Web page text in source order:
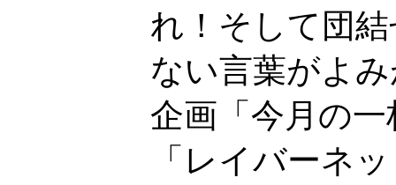
れ！そして団
ない言葉がよ
企画「今月の
「レイバーネ